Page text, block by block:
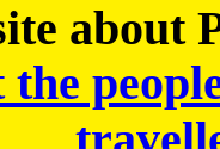
about